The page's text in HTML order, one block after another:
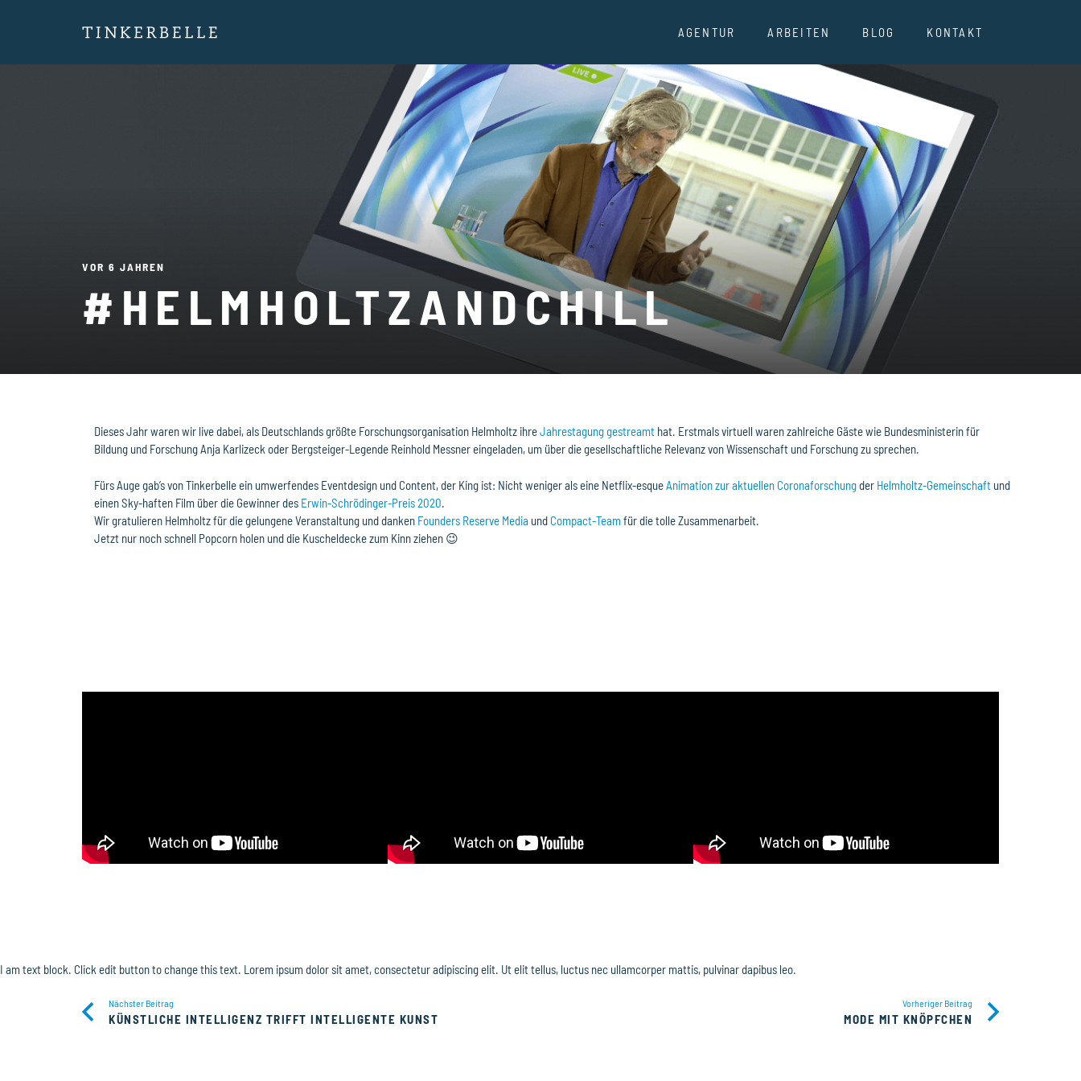
AGENTUR ARBEITEN BLOG KONTAKT
#HELMHOLTZANDCHILL
VOR 6 JAHREN
Dieses Jahr waren wir live dabei, als Deutschlands größte Forschungsorganisation Helmholtz ihreJahrestagung gestreamt hat. Erstmals virtuell waren zahlreiche Gäste wie Bundesministerin für
Bildung und Forschung Anja Karlizeck oder Bergsteiger-Legende Reinhold Messner eingeladen, um über die gesellschaftliche Relevanz von Wissenschaft und Forschung zu sprechen.
Fürs Auge gab’s von Tinkerbelle ein umwerfendes Eventdesign und Content, der King ist: Nicht weniger als eine Netflix-esqueAnimation zur aktuellen Coronaforschungder Helmholtz-Gemeinschaft und
einen Sky-haften Film über die Gewinner des Erwin-Schrödinger-Preis 2020.
Wir gratulieren Helmholtz für die gelungene Veranstaltung und danken Founders Reserve Media und Compact-Teamfür die tolle Zusammenarbeit.
Jetzt nur noch schnell Popcorn holen und die Kuscheldecke zum Kinn ziehen 😉
I am text block. Click edit button to change this text. Lorem ipsum dolor sit amet, consectetur adipiscing elit. Ut elit tellus, luctus nec ullamcorper mattis, pulvinar dapibus leo.
Nächster Beitrag
KÜNSTLICHE INTELLIGENZ TRIFFT INTELLIGENTE KUNST
Vorheriger Beitrag
MODE MIT KNÖPFCHEN